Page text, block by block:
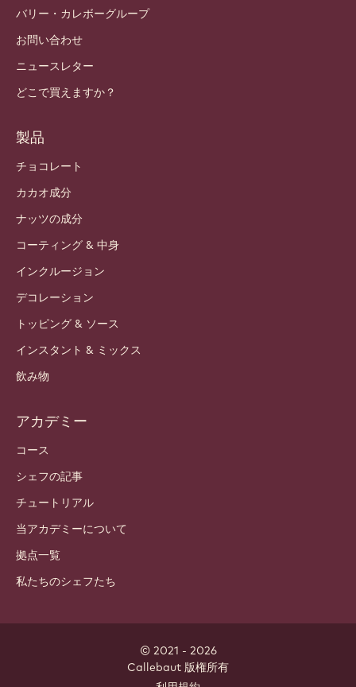
バリー・カレボーグループ
お問い合わせ
ニュースレター
どこで買えますか？
製品
チョコレート
カカオ成分
ナッツの成分
コーティング & 中身
インクルージョン
デコレーション
トッピング & ソース
インスタント & ミックス
飲み物
アカデミー
コース
シェフの記事
チュートリアル
当アカデミーについて
拠点一覧
私たちのシェフたち
© 2021 - 2026
Callebaut 版権所有